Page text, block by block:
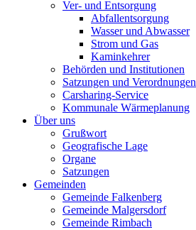
Ver- und Entsorgung
Abfallentsorgung
Wasser und Abwasser
Strom und Gas
Kaminkehrer
Behörden und Institutionen
Satzungen und Verordnungen
Carsharing-Service
Kommunale Wärmeplanung
Über uns
Grußwort
Geografische Lage
Organe
Satzungen
Gemeinden
Gemeinde Falkenberg
Gemeinde Malgersdorf
Gemeinde Rimbach